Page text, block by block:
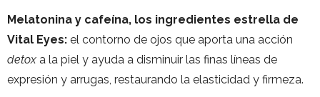
Melatonina y cafeína, los ingredientes estrella de
Vital Eyes: el contorno de ojos que aporta una acción
detox a la piel y ayuda a disminuir las finas líneas de
expresión y arrugas, restaurando la elasticidad y firmeza.